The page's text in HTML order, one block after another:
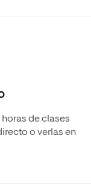
de clases
o verlas en